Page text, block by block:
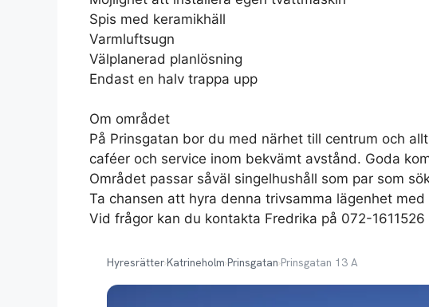
Spis med keramikhäll
Varmluftsugn
Välplanerad planlösning
Endast en halv trappa upp
Om området
På Prinsgatan bor du med närhet till centrum och
caféer och service inom bekvämt avstånd. Goda
Området passar såväl singelhushåll som par som
Ta chansen att hyra denna trivsamma lägenhet
Vid frågor kan du kontakta Fredrika på 072-1611526
Hyresrätter›Katrineholm›Prinsgatan›Prinsgatan 13 A